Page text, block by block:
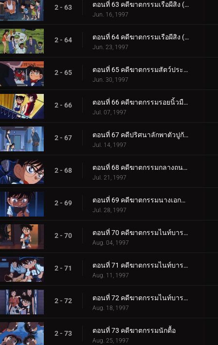
2 - 63 ตอนที่ 63 คดีฆาตกรรมเรือผีสิง (ตอนแรก)
Jun. 16, 1997
2 - 64 ตอนที่ 64 คดีฆาตกรรมเรือผีสิง (ตอนจบ)
Jun. 23, 1997
2 - 65 ตอนที่ 65 คดีฆาตกรรมสัตว์ประหลาดโกเมล่า
Jun. 30, 1997
2 - 66 ตอนที่ 66 คดีฆาตกรรมรอยนิ้วมือที่ 3
Jul. 07, 1997
2 - 67 ตอนที่ 67 คดีปริศนาลักพาตัวปูกับปลาวาฬ
Jul. 14, 1997
2 - 68 ตอนที่ 68 คดีฆาตกรรมกลางถนนยามวิกาล
Jul. 21, 1997
2 - 69 ตอนที่ 69 คดีฆาตกรรมนางเอกละครเวที
Jul. 28, 1997
2 - 70 ตอนที่ 70 คดีฆาตกรรมไนท์บารอน (เปิดคดี)
Aug. 04, 1997
2 - 71 ตอนที่ 71 คดีฆาตกรรมไนท์บารอน (ภาคสงสัย)
Aug. 11, 1997
2 - 72 ตอนที่ 72 คดีฆาตกรรมไนท์บารอน (ภาคปิดคดี)
Aug. 18, 1997
2 - 73 ตอนที่ 73 คดีฆาตกรรมนักตื้อ
Aug. 25, 1997